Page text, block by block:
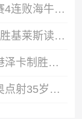
笑傲德比！西海岸2-0送海牛联赛4连败海牛仍垫底西海岸升至第二
让二追三！津门虎3-2玉昆取4连胜基莱斯读秒绝杀萨尔瓦多破门
换帅后开门红！十人泰山1-0海港泽卡制胜于金永扑点海港三球被吹
近三轮首胜！国安2-1浙江法比奥点射35岁张稀哲制胜王钰栋送助攻